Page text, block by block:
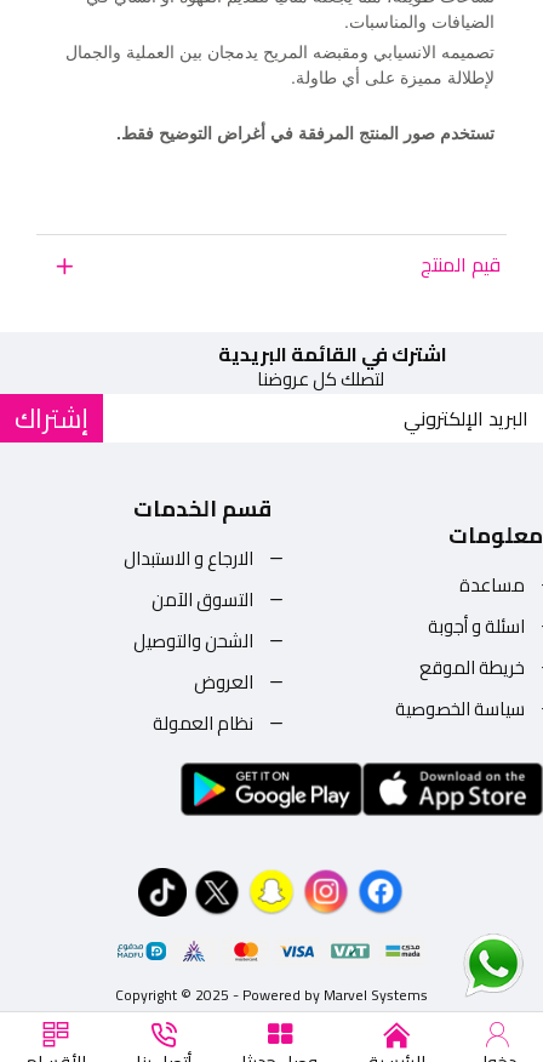
الضيافات والمناسبات.
تصميمه الانسيابي ومقبضه المريح يدمجان بين العملية والجمال
لإطلالة مميزة على أي طاولة.
تستخدم صور المنتج المرفقة في أغراض التوضيح فقط.
قيم المنتج
اشترك في القائمة البريدية
لتصلك كل عروضنا
إشتراك
معلومات
مساعدة
اسئلة و أجوبة
خريطة الموقع
سياسة الخصوصية
قسم الخدمات
الارجاع و الاستبدال
التسوق الآمن
الشحن والتوصيل
العروض
نظام العمولة
Copyright © 2025 - Powered by Marvel Systems